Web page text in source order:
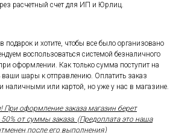
расчетный счет для ИП и Юрлиц.
и хотите, чтобы все было организовано
воспользоваться системой безналичного
оформлении. Как только сумма поступит на
ваши шары к отправлению. Оплатить заказ
или картой, но уже у нас в магазине.
оформление заказа магазин берет
от суммы заказа. (Предоплата это наша
после его выполнения)